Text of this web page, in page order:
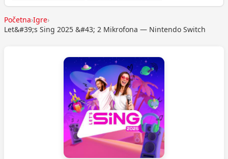
Početna›Igre›
Let&#39;s Sing 2025 &#43; 2 Mikrofona — Nintendo Switch